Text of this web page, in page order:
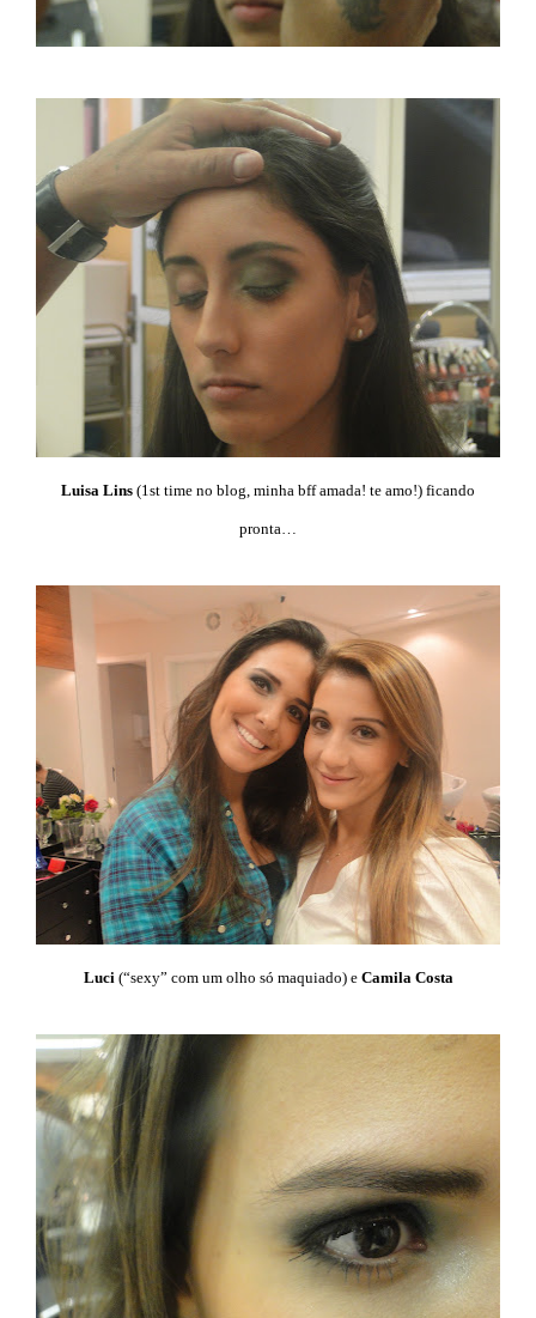
Luisa Lins (1st time no blog, minha bff amada! te amo!) ficando
pronta…
Luci (“sexy” com um olho só maquiado) e Camila Costa